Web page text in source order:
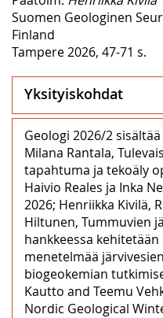
Suomen Geologinen
Finland
Tampere 2026, 47-71 s.
Yksityiskohdat
Geologi 2026/2
Milana Rantala,
tapahtuma ja tekoäly
Haivio Reales ja Inka
2026; Henriikka Kivilä,
Hiltunen, Tummuvien
hankkeessa
menetelmää
biogeokemian
Kautto and Teemu
Nordic Geological